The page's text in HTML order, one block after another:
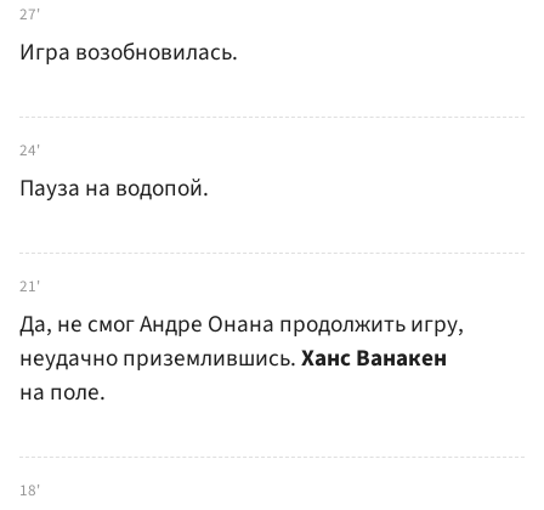
27'
Игра возобновилась.
24'
Пауза на водопой.
21'
Да, не смог Андре Онана продолжить игру,
неудачно приземлившись.Ханс Ванакен
на поле.
18'